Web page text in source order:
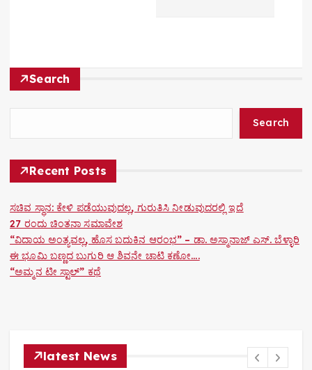
a
t
o
n
Search
Search
Recent Posts
ಸಚಿವ ಸ್ಥಾನ: ಕೇಳಿ ಪಡೆಯುವುದಲ್ಲ, ಗುರುತಿಸಿ ನೀಡುವುದರಲ್ಲಿ ಇದೆ
27 ರಂದು ಚಿಂತನಾ ಸಮಾವೇಶ
“ವಿದಾಯ ಅಂತ್ಯವಲ್ಲ, ಹೊಸ ಬದುಕಿನ ಆರಂಭ” – ಡಾ. ಅಸ್ಮಾನಾಜ್ ಎಸ್. ಬೆಳ್ಳಾರಿ
ಈ ಭೂಮಿ ಬಣ್ಣದ ಬುಗುರಿ ಆ ಶಿವನೇ ಚಾಟಿ ಕಣೋ….
“ಅಮ್ಮನ ಟೀ ಸ್ಟಾಲ್” ಕಥೆ
latest News